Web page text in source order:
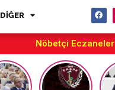
DİĞER
Nöbetçi Eczaneler